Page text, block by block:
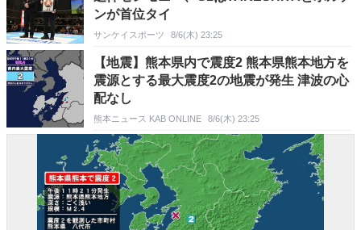
ンが首位タイ
サンケイスポーツ 8/6(木) 23:25
【地震】熊本県内で震度2 熊本県熊本地方を
震源とする最大震度2の地震が発生 津波の心
配なし
熊本ニュース KAB ONLINE 8/6(木) 23:25